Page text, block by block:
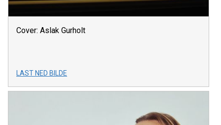
Cover: Aslak Gurholt
LAST NED BILDE